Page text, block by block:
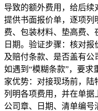
导致的额外费用，给后续
提供书面报价单，逐项列
费、包装材料、垫高费
日期。验证步骤：核对
及赔付条款、是否盖有公
如遇到“模糊条款”，要
家优势：对接现场前，陆
列明各项费用，并在单据
公司章、日期、清单编